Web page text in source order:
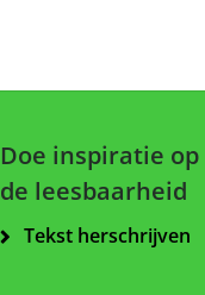
Doe inspiratie
de leesbaarheid
Tekst herschrijven